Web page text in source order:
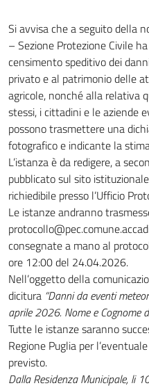
Si avvisa che a seguito della
– Sezione Protezione Civile
censimento speditivo dei
privato e al patrimonio delle
agricole, nonché alla relativa
stessi, i cittadini e le aziende
possono trasmettere una
fotografico e indicante la
L’istanza è da redigere, a
pubblicato sul sito
richiedibile presso l’Ufficio
Le istanze andranno
consegnate a mano al
ore 12:00 del 24.04.2026.
Nell’oggetto della
dicitura “Danni da eventi
aprile 2026. Nome e Cognome
Tutte le istanze saranno
Regione Puglia per
previsto.
Dalla Residenza Municipale, li